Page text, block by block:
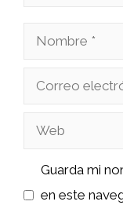
Nombre
Correo
Web
Guarda mi
en este